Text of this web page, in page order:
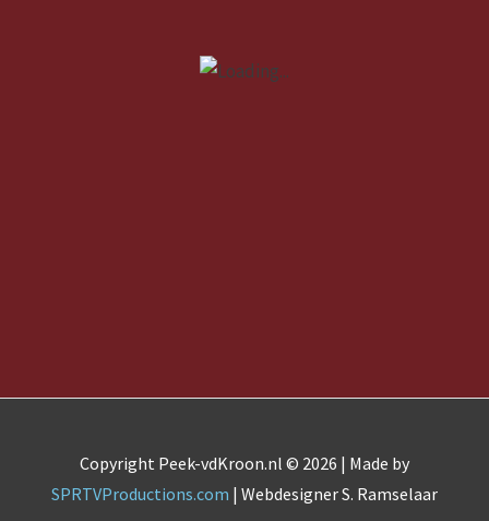
Copyright Peek-vdKroon.nl © 2026 | Made by
SPRTVProductions.com | Webdesigner S. Ramselaar